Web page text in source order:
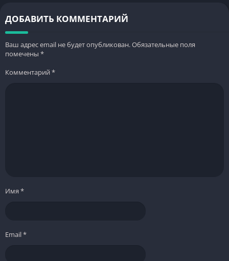
ДОБАВИТЬ КОММЕНТАРИЙ
Ваш адрес email не будет опубликован.Обязательные поля
помечены *
Комментарий*
Имя *
Email*